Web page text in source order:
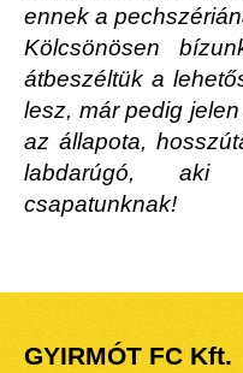
ennek a
Kölcsönösen
átbeszéltük a
lesz, már pedig
az állapota,
labdarúgó,
csapatunknak!
GYIRMÓT FC Kft.